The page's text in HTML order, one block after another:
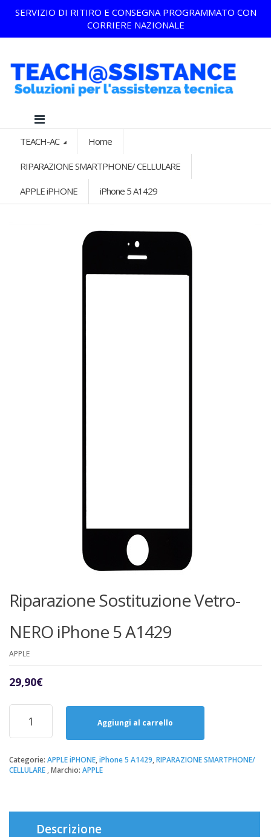
SERVIZIO DI RITIRO E CONSEGNA PROGRAMMATO CON
CORRIERE NAZIONALE
TEACH-AC Home
RIPARAZIONE SMARTPHONE/ CELLULARE
APPLE iPHONE iPhone 5 A1429
Riparazione Sostituzione Vetro-
NERO iPhone 5 A1429
APPLE
29,90€
Riparazione
Sostituzione
Vetro-
iPhone
5
Aggiungi al carrello
Categorie: APPLE iPHONE,iPhone 5 A1429,RIPARAZIONE SMARTPHONE/
CELLULARE Marchio: APPLE
Descrizione